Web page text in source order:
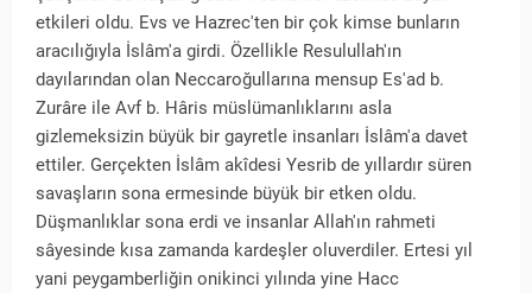
etkileri oldu. Evs ve Hazrec'ten bir çok kimse bunların
aracılığıyla İslâm'a girdi. Özellikle Resulullah'ın
dayılarından olan Neccaroğullarına mensup Es'ad b.
Zurâre ile Avf b. Hâris müslümanlıklarını asla
gizlemeksizin büyük bir gayretle insanları İslâm'a davet
ettiler. Gerçekten İslâm akîdesi Yesrib de yıllardır süren
savaşların sona ermesinde büyük bir etken oldu.
Düşmanlıklar sona erdi ve insanlar Allah'ın rahmeti
sâyesinde kısa zamanda kardeşler oluverdiler. Ertesi yıl
yani peygamberliğin onikinci yılında yine Hacc